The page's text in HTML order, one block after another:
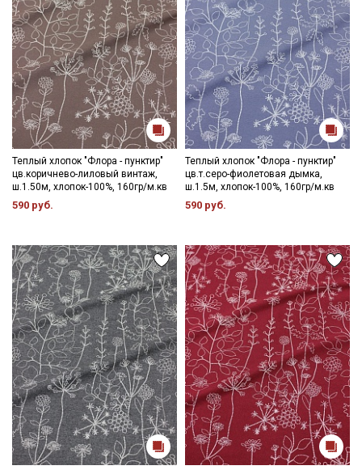
Теплый хлопок "Флора - пунктир"
цв.коричнево-лиловый винтаж,
ш.1.50м, хлопок-100%, 160гр/м.кв
590 руб.
Теплый хлопок "Флора - пунктир"
цв.т.серо-фиолетовая дымка,
ш.1.5м, хлопок-100%, 160гр/м.кв
590 руб.
Электронная почта
Подписаться
Ознакомлен(а) сПолитикой обработки персональных
данных и даю Согласие на обработку персональных
данных
Даю
Согласие на получение рекламных и
информационных рассылок